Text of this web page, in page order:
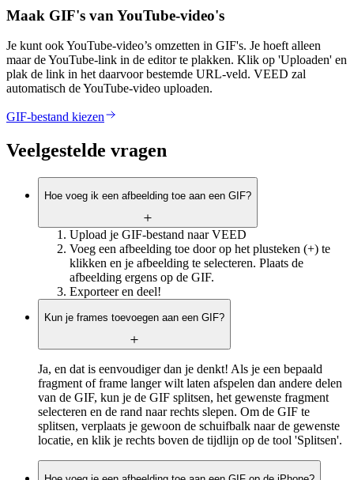
Maak GIF's van YouTube-video's
Je kunt ook YouTube-video’s omzetten in GIF's. Je hoeft alleen
maar de YouTube-link in de editor te plakken. Klik op 'Uploaden' en
plak de link in het daarvoor bestemde URL-veld. VEED zal
automatisch de YouTube-video uploaden.
GIF-bestand kiezen
Veelgestelde vragen
Hoe voeg ik een afbeelding toe aan een GIF?
Upload je GIF-bestand naar VEED
Voeg een afbeelding toe door op het plusteken (+) te
klikken en je afbeelding te selecteren. Plaats de
afbeelding ergens op de GIF.
Exporteer en deel!
Kun je frames toevoegen aan een GIF?
Ja, en dat is eenvoudiger dan je denkt! Als je een bepaald
fragment of frame langer wilt laten afspelen dan andere delen
van de GIF, kun je de GIF splitsen, het gewenste fragment
selecteren en de rand naar rechts slepen. Om de GIF te
splitsen, verplaats je gewoon de schuifbalk naar de gewenste
locatie, en klik je rechts boven de tijdlijn op de tool 'Splitsen'.